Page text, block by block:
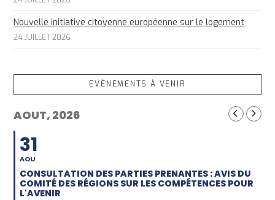
Nouvelle initiative citoyenne européenne sur le logement
24 JUILLET 2026
EVÈNEMENTS À VENIR
AOUT, 2026
31
AOU
CONSULTATION DES PARTIES PRENANTES : AVIS DU
COMITÉ DES RÉGIONS SUR LES COMPÉTENCES POUR
L'AVENIR